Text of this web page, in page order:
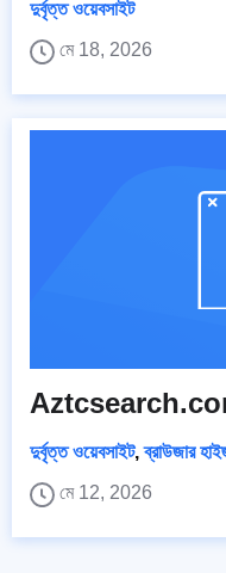
দুর্বৃত্ত ওয়েবসাইট
মে 18, 2026
দুর্বৃত্ত ওয়েবসাইট,ব্রাউজার
মে 12, 2026